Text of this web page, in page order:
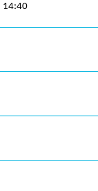
14:40